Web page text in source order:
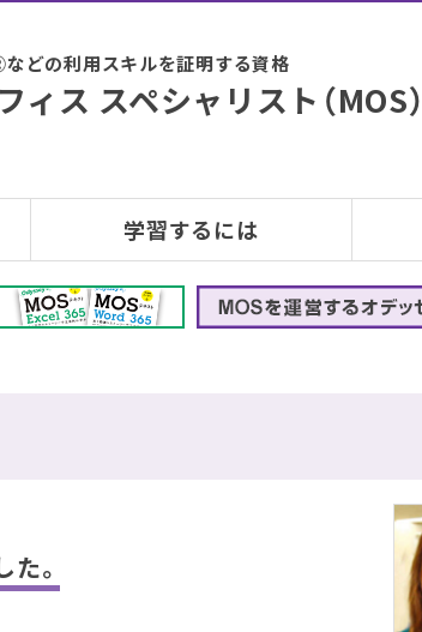
どの利用スキルを証明する資格
ス スペシャリスト（MOS）
学習するには
。